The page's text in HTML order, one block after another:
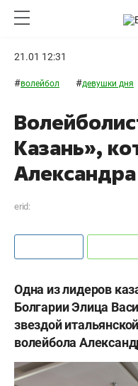
21.01 12:31
#волейбол #девушки дня
Казань»,
erid:
Одна из лидеров
Болгарии Элица
звездой
волейбола